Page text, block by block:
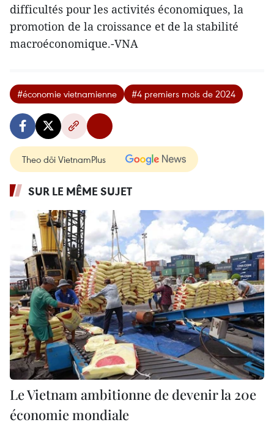
difficultés pour les activités économiques, la
promotion de la croissance et de la stabilité
macroéconomique.-VNA
#économie vietnamienne #4 premiers mois de 2024
Theo dõi VietnamPlus
SUR LE MÊME SUJET
Le Vietnam ambitionne de devenir la 20e
économie mondiale